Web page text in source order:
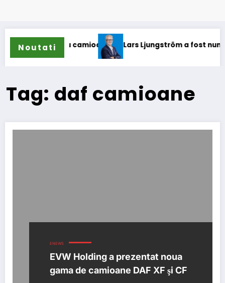
Noutati
pentru camioane Lars Ljungström a fost numit
Tag: daf camioane
ENEWS
EVW Holding a prezentat noua
gama de camioane DAF XF şi CF